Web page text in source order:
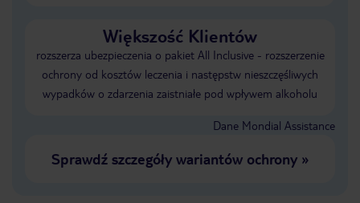
Większość Klientów
rozszerza ubezpieczenia o pakiet All Inclusive - rozszerzenie
ochrony od kosztów leczenia i następstw nieszczęśliwych
wypadków o zdarzenia zaistniałe pod wpływem alkoholu
Dane Mondial Assistance
Sprawdź szczegóły wariantów ochrony»